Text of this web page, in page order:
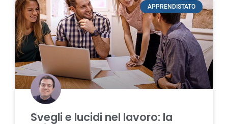
APPRENDISTATO
Svegli e lucidi nel lavoro: la